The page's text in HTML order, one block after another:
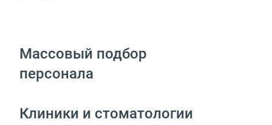
Массовый подбор
персонала
Клиники и стоматологии